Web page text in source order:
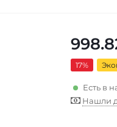
17%
Есть в
Нашли